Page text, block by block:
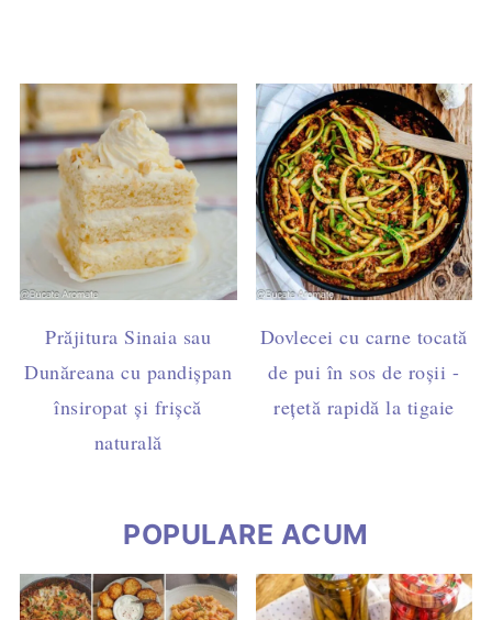
Prăjitura Sinaia sau
Dunăreana cu pandișpan
însiropat și frișcă
naturală
Dovlecei cu carne tocată
de pui în sos de roșii -
rețetă rapidă la tigaie
POPULARE ACUM